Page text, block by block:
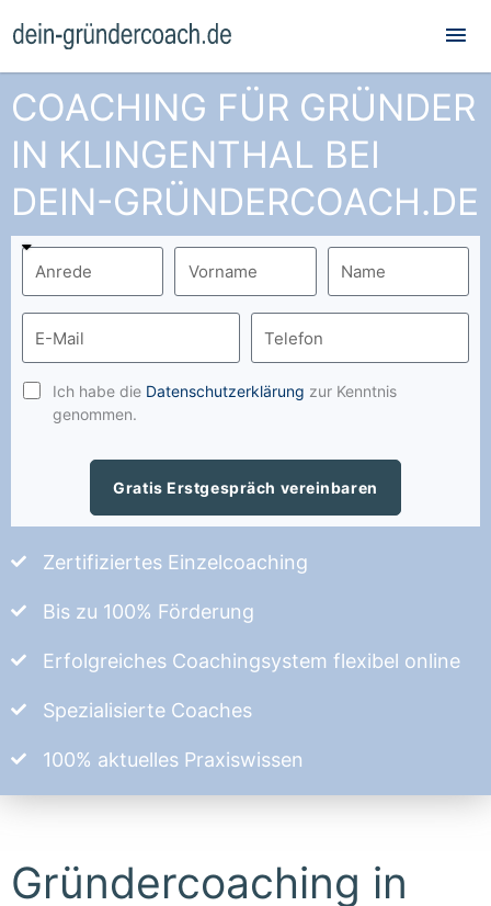
COACHING FÜR GRÜNDER
IN KLINGENTHAL BEI
DEIN-GRÜNDERCOACH.DE
Ich habe die Datenschutzerklärung zur Kenntnis
genommen.
Gratis Erstgespräch vereinbaren
Zertifiziertes Einzelcoaching
Bis zu 100% Förderung
Erfolgreiches Coachingsystem flexibel online
Spezialisierte Coaches
100% aktuelles Praxiswissen
Gründercoaching in